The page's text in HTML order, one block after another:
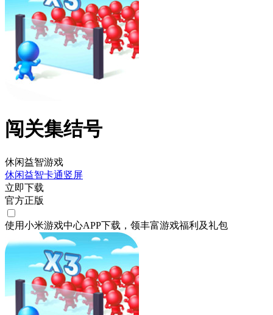
闯关集结号
休闲益智游戏
休闲益智卡通竖屏
立即下载
官方正版
使用小米游戏中心APP下载 ，领丰富游戏福利 及礼包